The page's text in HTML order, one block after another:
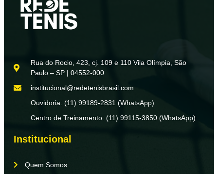
Rua do Rocio, 423, cj. 109 e 110 Vila Olímpia, São
Paulo – SP | 04552-000
institucional@redetenisbrasil.com
Ouvidoria: (11) 99189-2831 (WhatsApp)
Centro de Treinamento: (11) 99115-3850 (WhatsApp)
Institucional
Quem Somos